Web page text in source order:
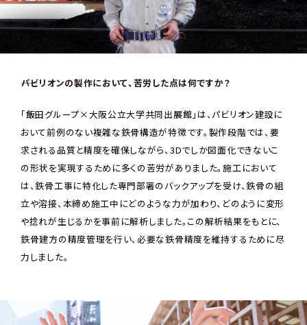
――パビリオンの製作において、苦労した点は何ですか？
「飯田グループ×大阪公立大学共同出展館」は、パビリオン建設に
おいて前例のない複雑な鉄骨構造が特徴です。製作段階では、要
求される品質と精度を確保しながら、3Dでしか図面化できないこ
の形状を実現するために多くの苦労がありました。施工において
は、鉄骨工事に特化した専門部署のバックアップを受け、鉄骨の組
立や溶接、本締め施工中にどのような力が加わり、どのように変形
や捻れが生じるかを事前に解析しました。この解析結果をもとに、
鉄骨建方の精度管理を行い、必要な鉄骨精度を維持するために尽
力しました。